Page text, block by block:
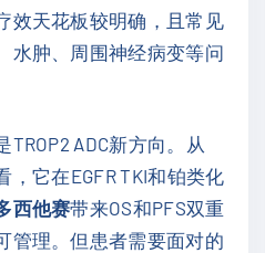
效天花板较明确，且常见
水肿、周围神经病变等问
TROP2 ADC新方向。从
，它在EGFR TKI和铂类化
西他赛带来OS和PFS双重
管理。但患者需要面对的